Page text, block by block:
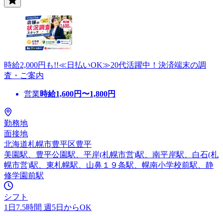
時給2,000円も!!≪日払いOK≫20代活躍中！決済端末の調
査・ご案内
営業時給1,600円〜1,800円
勤務地
面接地
北海道札幌市豊平区豊平
美園駅、豊平公園駅、平岸(札幌市営)駅、南平岸駅、白石(札
幌市営)駅、東札幌駅、山鼻１９条駅、幌南小学校前駅、静
修学園前駅
シフト
1日7.5時間 週5日からOK